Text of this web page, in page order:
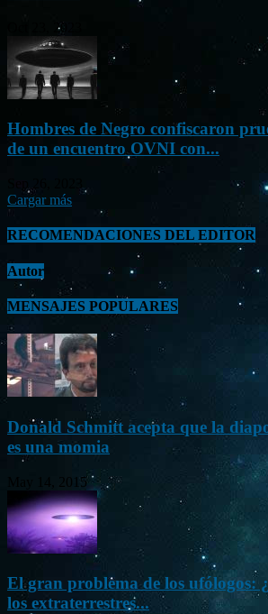
Oct 23, 2023
Hombres de Negro confiscaron
de un encuentro OVNI con...
Cargar más
RECOMENDACIONES DEL EDITOR
Autor
MENSAJES POPULARES
Donald Schmitt acepta que la
es una momia
May 14, 2015
El gran problema de los ufólogos:
los extraterrestres...